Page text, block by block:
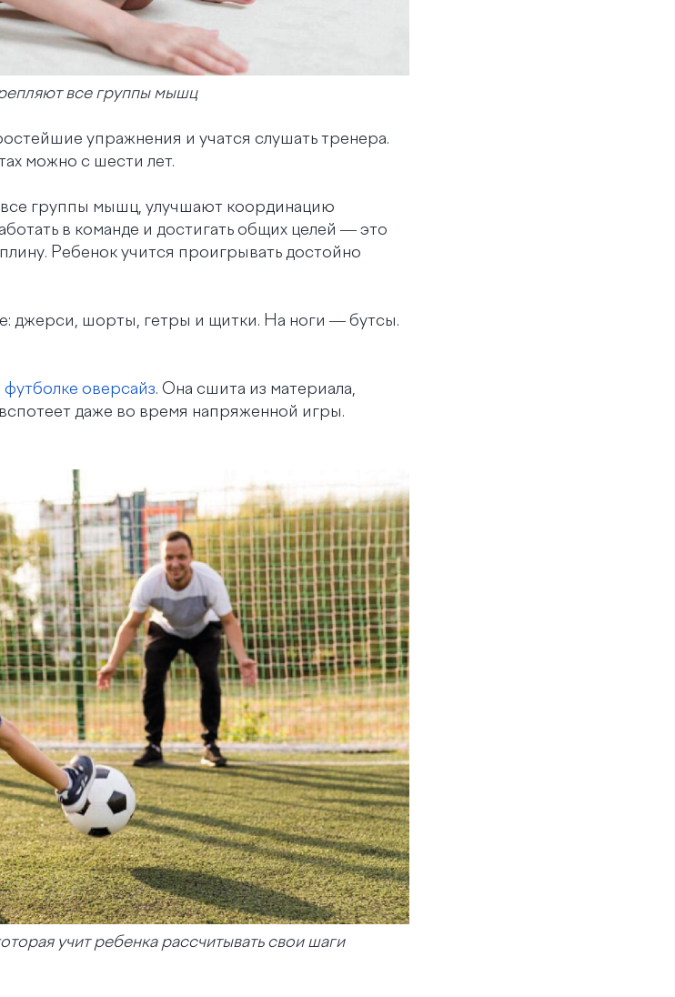
все группы мышц
упражнения и учатся слушать тренера.
можно с шести лет.
группы мышц, улучшают координацию
в команде и достигать общих целей — это
Ребенок учится проигрывать достойно
джерси, шорты, гетры и щитки. На ноги — бутсы.
футболке оверсайз. Она сшита из материала,
даже во время напряженной игры.
учит ребенка рассчитывать свои шаги